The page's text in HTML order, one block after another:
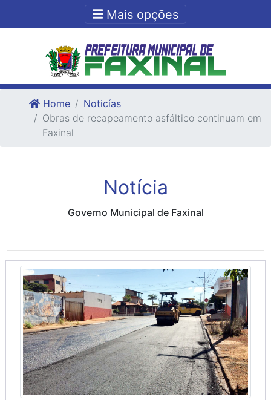
Ir para o fim do conteudo
Mais opções
Home
Noticías
Obras de recapeamento asfáltico continuam em
Faxinal
Notícia
Governo Municipal de Faxinal